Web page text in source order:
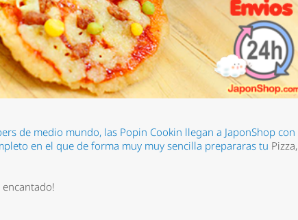
de medio mundo, las Popin Cookin llegan a JaponShop con
en el que de forma muy muy sencilla prepararas tu Pizza,
*